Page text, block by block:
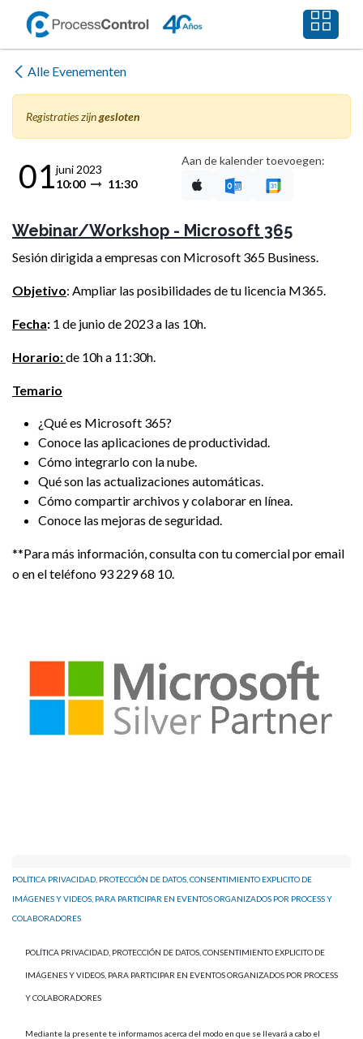
Overslaan naar inhoud
Alle Evenementen
Registraties zijngesloten
01juni 2023
10:00
11:30
Aan de kalender toevoegen:
Webinar/Workshop - Microsoft 365
Sesión dirigida a empresas con Microsoft 365 Business.
Objetivo: Ampliar las posibilidades de tu licencia M365.
Fecha: 1 de junio de 2023 a las 10h.
Horario:de 10h a 11:30h.
Temario
¿Qué es Microsoft 365?
Conoce las aplicaciones de productividad.
Cómo integrarlo con la nube.
Qué son las actualizaciones automáticas.
Cómo compartir archivos y colaborar en línea.
Conoce las mejoras de seguridad.
**Para más información, consulta con tu comercial por email
o en el teléfono 93 229 68 10.
POLÍTICA PRIVACIDAD, PROTECCIÓN DE DATOS, CONSENTIMIENTO EXPLICITO DE
IMÁGENES Y VIDEOS, PARA PARTICIPAR EN EVENTOS ORGANIZADOS POR PROCESS Y
COLABORADORES
POLÍTICA PRIVACIDAD, PROTECCIÓN DE DATOS, CONSENTIMIENTO EXPLICITO DE
IMÁGENES Y VIDEOS, PARA PARTICIPAR EN EVENTOS ORGANIZADOS POR PROCESS
Y COLABORADORES
Mediante la presente te informamos acerca del modo en que se llevará a cabo el